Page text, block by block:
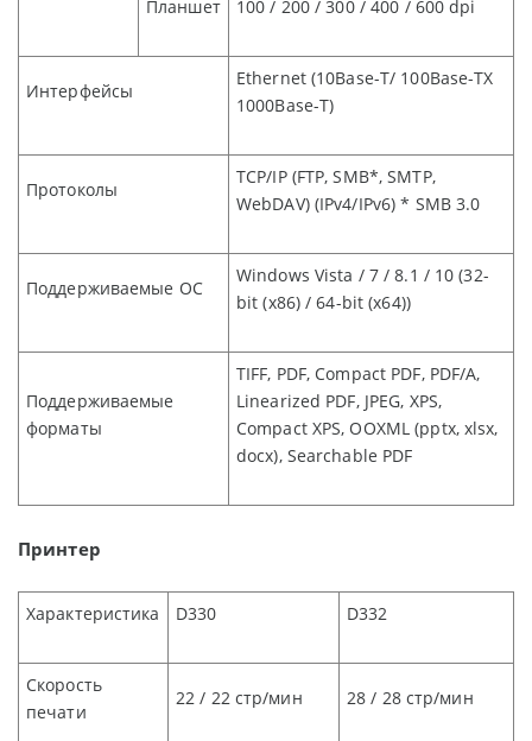
Планшет 100 / 200 / 300 / 400 / 600 dpi
Интерфейсы
Ethernet (10Base-T/ 100Base-TX
1000Base-T)
Протоколы
TCP/IP (FTP, SMB*, SMTP,
WebDAV) (IPv4/IPv6) * SMB 3.0
Поддерживаемые ОС
Windows Vista / 7 / 8.1 / 10 (32-
bit (x86) / 64-bit (x64))
Поддерживаемые
форматы
TIFF, PDF, Compact PDF, PDF/A,
Linearized PDF, JPEG, XPS,
Compact XPS, OOXML (pptx, xlsx,
docx), Searchable PDF
Принтер
Характеристика D330 D332
Скорость
печати
22 / 22 стр/мин 28 / 28 стр/мин